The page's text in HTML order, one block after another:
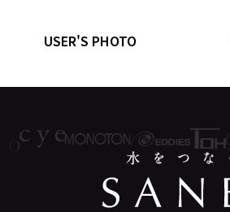
USER'S PHOTO